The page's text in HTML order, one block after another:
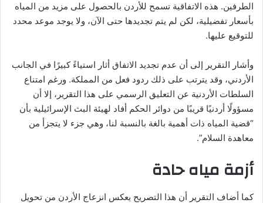
الطرفين. هذه الاتفاقية تسمح للأردن بالحصول على مزيد من المياه
بأسعار تفضيلية، لكن لم يتم تجديدها حتى الآن، ولا يوجد موعد محدد
للتوقيع عليها.
وأشار التقرير إلى أن عدم تجديد الاتفاق أثار استياءً كبيرًا في الجانب
الأردني، وقد يترتب على ذلك ردود فعل من المملكة. ورغم امتناع
السلطات الأردنية عن التعليق الرسمي على هذا التقرير، إلا أن
مسؤولًا أردنيًا قريبًا من دوائر الحكم أفاد لهيئة البث الإسرائيلية بأن
“قضية المياه ذات أهمية بالغة بالنسبة لنا، وهي جزء لا يتجزأ من
معاهدة السلام”.
أزمة مياه حادة
كما أضاف التقرير أن هذا التصريح يعكس انزعاج الأردن من تحويل